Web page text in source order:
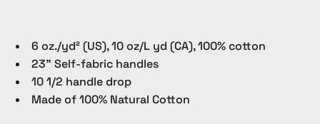
6 oz./yd² (US), 10 oz/L yd (CA), 100% cotton
23" Self-fabric handles
10 1/2 handle drop
Made of 100% Natural Cotton